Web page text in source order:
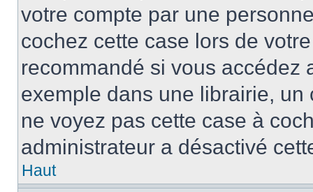
votre compte par une
cochez cette case lors de
recommandé si vous accédez
exemple dans une librairie,
ne voyez pas cette case à
administrateur a désactivé
Haut